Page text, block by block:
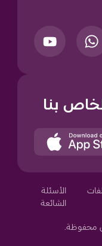
بنا
الأسئلة
الشائعة